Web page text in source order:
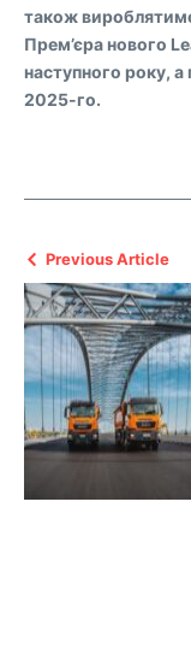
також
Прем’єра нового
наступного року,
2025-го.
Previous Article